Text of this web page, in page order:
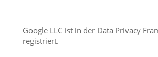
Google LLC ist in der Data Privacy
registriert.